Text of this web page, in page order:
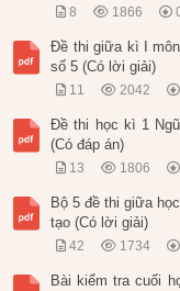
8 1866
Đề thi giữa kì I
số 5 (Có lời giải)
11 2042
Đề thi học kì 1
(Có đáp án)
13 1806
Bộ 5 đề thi giữa
tạo (Có lời giải)
42 1734
Bài kiểm tra cuối